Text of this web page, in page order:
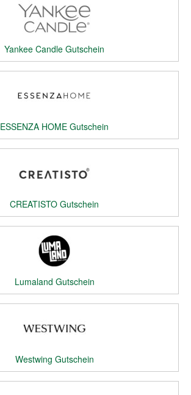
Yankee Candle Gutschein
ESSENZA HOME Gutschein
CREATISTO Gutschein
Lumaland Gutschein
Westwing Gutschein